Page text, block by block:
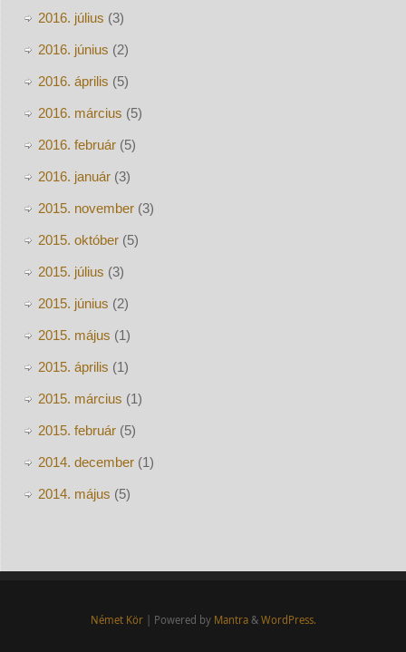
2016. július (3)
2016. június (2)
2016. április (5)
2016. március (5)
2016. február(5)
2016. január(3)
2015. november(3)
2015. október(5)
2015. július (3)
2015. június (2)
2015. május (1)
2015. április (1)
2015. március (1)
2015. február(5)
2014. december(1)
2014. május (5)
Német Kör| Powered by Mantra& WordPress.